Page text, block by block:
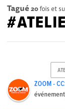
Tagué 20fois et
ZOOM -
événement